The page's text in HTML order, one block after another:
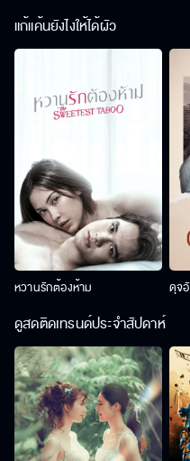
แก้แค้นยังไงให้ได้ผัว
หวานรักต้องห้าม ดุจ
ดูสดติดเทรนด์ประจำสัปดาห์